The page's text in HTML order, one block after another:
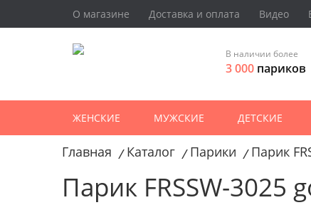
О магазине Доставка и оплата Видео
В наличии более
3 000 париков
ЖЕНСКИЕ МУЖСКИЕ ДЕТСКИЕ
Главная / Каталог / Парики / Парик
Парик FRSSW-3025